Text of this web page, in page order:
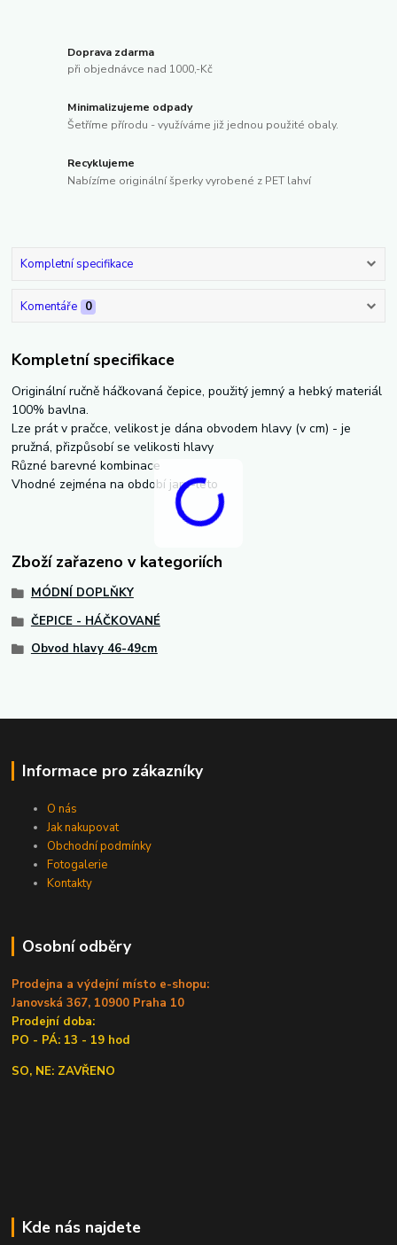
Doprava zdarma
při objednávce nad 1000,-Kč
Minimalizujeme odpady
Šetříme přírodu - využíváme již jednou použité obaly.
Recyklujeme
Nabízíme originální šperky vyrobené z PET lahví
Kompletní specifikace
Komentáře 0
Kompletní specifikace
Originální ručně háčkovaná čepice, použitý jemný a hebký materiál
100% bavlna.
Lze prát v pračce, velikost je dána obvodem hlavy (v cm) - je
pružná, přizpůsobí se velikosti hlavy
Různé barevné kombinace
Vhodné zejména na období jaro-léto
Zboží zařazeno v kategoriích
MÓDNÍ DOPLŇKY
ČEPICE - HÁČKOVANÉ
Obvod hlavy 46-49cm
Informace pro zákazníky
O nás
Jak nakupovat
Obchodní podmínky
Fotogalerie
Kontakty
Osobní odběry
Prodejna a výdejní místo e-shopu:
Janovská 367, 10900 Praha 10
Prodejní doba:
PO - PÁ: 13 - 19 hod
SO, NE: ZAVŘENO
Kde nás najdete